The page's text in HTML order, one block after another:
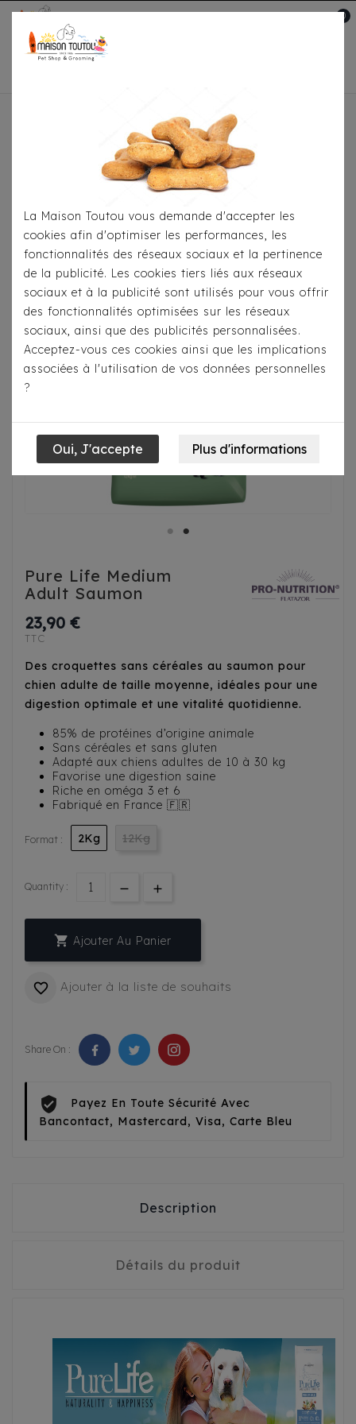
0
À Table Croquettes
Pure Life Medium Adult Saumon
Pure Life Medium
Adult Saumon
23,90 €
TTC
Des croquettes sans céréales au saumon pour
chien adulte de taille moyenne, idéales pour une
digestion optimale et une vitalité quotidienne.
85% de protéines d’origine animale
Sans céréales et sans gluten
Adapté aux chiens adultes de 10 à 30 kg
Favorise une digestion saine
Riche en oméga 3 et 6
Fabriqué en France 🇫🇷
Format : 2Kg 12Kg
Quantity :
 Ajouter Au Panier
 Ajouter à la liste de souhaits
Share On :
Payez En Toute Sécurité Avec
Bancontact, Mastercard, Visa, Carte Bleu
Description
Détails du produit
La Maison Toutou vous demande d'accepter les
cookies afin d'optimiser les performances, les
fonctionnalités des réseaux sociaux et la pertinence
de la publicité. Les cookies tiers liés aux réseaux
sociaux et à la publicité sont utilisés pour vous offrir
des fonctionnalités optimisées sur les réseaux
sociaux, ainsi que des publicités personnalisées.
Acceptez-vous ces cookies ainsi que les implications
associées à l'utilisation de vos données personnelles
?